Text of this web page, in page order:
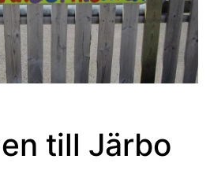
till Järbo